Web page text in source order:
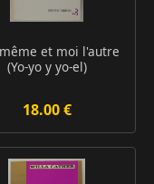
et moi l'autre
(Yo-yo y yo-el)
18.00 €